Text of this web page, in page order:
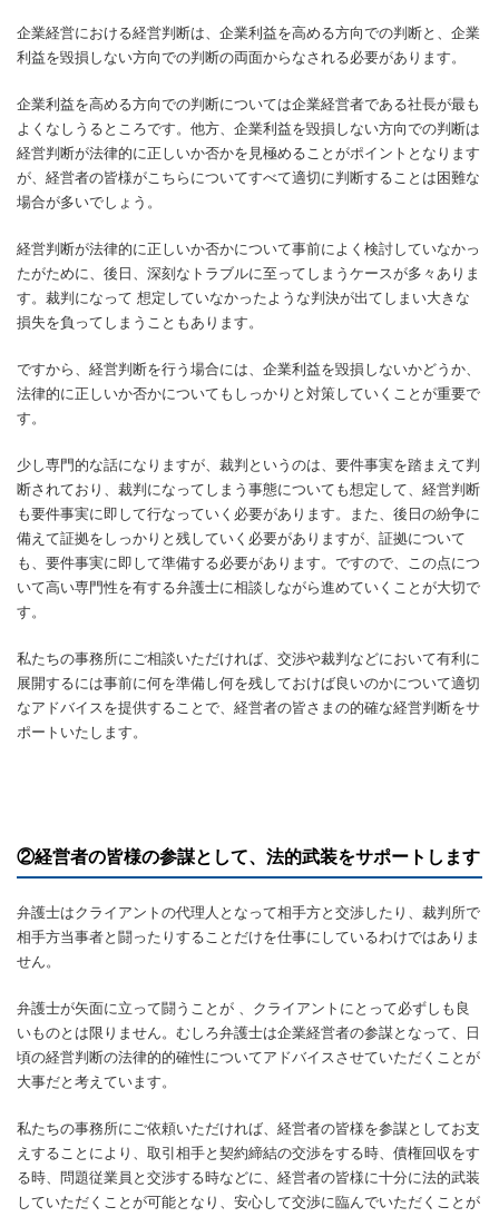
企業経営における経営判断は、企業利益を高める方向での判断と、企業
利益を毀損しない方向での判断の両面からなされる必要があります。
企業利益を高める方向での判断については企業経営者である社長が最も
よくなしうるところです。他方、企業利益を毀損しない方向での判断は
経営判断が法律的に正しいか否かを見極めることがポイントとなります
が、経営者の皆様がこちらについてすべて適切に判断することは困難な
場合が多いでしょう。
経営判断が法律的に正しいか否かについて事前によく検討していなかっ
たがために、後日、深刻なトラブルに至ってしまうケースが多々ありま
す。裁判になって 想定していなかったような判決が出てしまい大きな
損失を負ってしまうこともあります。
ですから、経営判断を行う場合には、企業利益を毀損しないかどうか、
法律的に正しいか否かについてもしっかりと対策していくことが重要で
す。
少し専門的な話になりますが、裁判というのは、要件事実を踏まえて判
断されており、裁判になってしまう事態についても想定して、経営判断
も要件事実に即して行なっていく必要があります。また、後日の紛争に
備えて証拠をしっかりと残していく必要がありますが、証拠について
も、要件事実に即して準備する必要があります。ですので、この点につ
いて高い専門性を有する弁護士に相談しながら進めていくことが大切で
す。
私たちの事務所にご相談いただければ、交渉や裁判などにおいて有利に
展開するには事前に何を準備し何を残しておけば良いのかについて適切
なアドバイスを提供することで、経営者の皆さまの的確な経営判断をサ
ポートいたします。
②経営者の皆様の参謀として、法的武装をサポートします
弁護士はクライアントの代理人となって相手方と交渉したり、裁判所で
相手方当事者と闘ったりすることだけを仕事にしているわけではありま
せん。
弁護士が矢面に立って闘うことが 、クライアントにとって必ずしも良
いものとは限りません。むしろ弁護士は企業経営者の参謀となって、日
頃の経営判断の法律的的確性についてアドバイスさせていただくことが
大事だと考えています。
私たちの事務所にご依頼いただければ、経営者の皆様を参謀としてお支
えすることにより、取引相手と契約締結の交渉をする時、債権回収をす
る時、問題従業員と交渉する時などに、経営者の皆様に十分に法的武装
していただくことが可能となり、安心して交渉に臨んでいただくことが